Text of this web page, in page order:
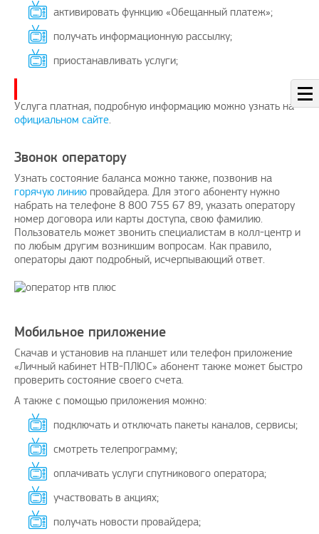
активировать функцию «Обещанный платеж»;
получать информационную рассылку;
приостанавливать услуги;
Услуга платная, подробную информацию можно узнать на
официальном сайте.
Звонок оператору
Узнать состояние баланса можно также, позвонив на
горячую линию провайдера. Для этого абоненту нужно
набрать на телефоне 8 800 755 67 89, указать оператору
номер договора или карты доступа, свою фамилию.
Пользователь может звонить специалистам в колл-центр и
по любым другим возникшим вопросам. Как правило,
операторы дают подробный, исчерпывающий ответ.
Мобильное приложение
Скачав и установив на планшет или телефон приложение
«Личный кабинет НТВ-ПЛЮС» абонент также может быстро
проверить состояние своего счета.
А также с помощью приложения можно:
подключать и отключать пакеты каналов, сервисы;
смотреть телепрограмму;
оплачивать услуги спутникового оператора;
участвовать в акциях;
получать новости провайдера;